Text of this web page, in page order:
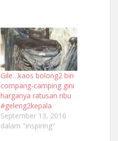
Gile…kaos bolong2 bin
compang-camping gini
harganya ratusan ribu
#geleng2kepala
September 13, 2016
dalam "inspiring"